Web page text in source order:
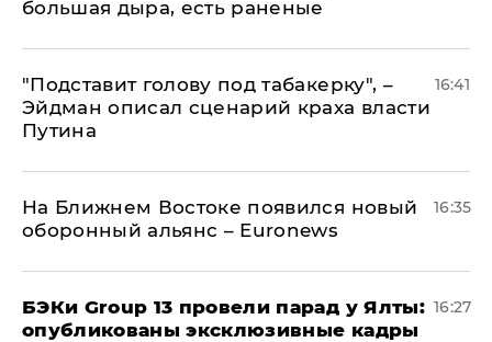
большая дыра, есть раненые
​"Подставит голову под табакерку", –
Эйдман описал сценарий краха власти
Путина
16:41
На Ближнем Востоке появился новый
оборонный альянс – Euronews
16:35
​БЭКи Group 13 провели парад у Ялты:
опубликованы эксклюзивные кадры
16:27